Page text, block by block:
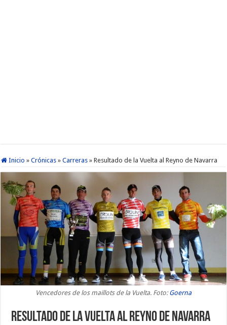
Inicio » Crónicas » Carreras » Resultado de la Vuelta al Reyno de Navarra
Vencedores de los maillots de la Vuelta. Foto: Goerna
Resultado de la Vuelta al Reyno de Navarra